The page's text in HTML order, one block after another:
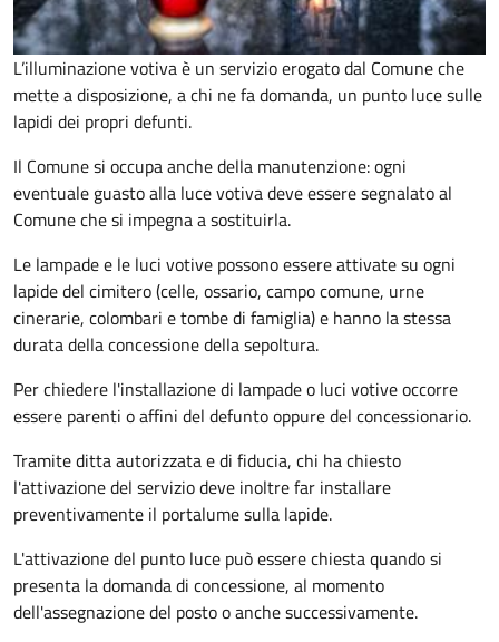
L’illuminazione votiva è un servizio erogato dal Comune che
mette a disposizione, a chi ne fa domanda, un punto luce sulle
lapidi dei propri defunti.
Il Comune si occupa anche della manutenzione: ogni
eventuale guasto alla luce votiva deve essere segnalato al
Comune che si impegna a sostituirla.
Le lampade e le luci votive possono essere attivate su ogni
lapide del cimitero (celle, ossario, campo comune, urne
cinerarie, colombari e tombe di famiglia) e hanno la stessa
durata della concessione della sepoltura.
Per chiedere l'installazione di lampade o luci votive occorre
essere parenti o affini del defunto oppure del concessionario.
Tramite ditta autorizzata e di fiducia, chi ha chiesto
l'attivazione del servizio deve inoltre far installare
preventivamente il portalume sulla lapide.
L'attivazione del punto luce può essere chiesta quando si
presenta la domanda di concessione, al momento
dell'assegnazione del posto o anche successivamente.